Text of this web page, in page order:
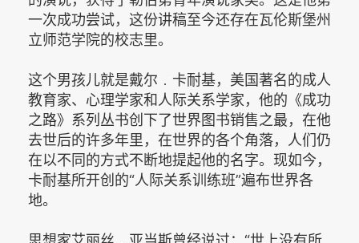
一次成功尝试，这份讲稿至今还存在瓦伦斯堡州
立师范学院的校志里。
这个男孩儿就是戴尔﹒卡耐基，美国著名的成人
教育家、心理学家和人际关系学家，他的《成功
之路》系列丛书创下了世界图书销售之最，在他
去世后的许多年里，在世界的各个角落，人们仍
在以不同的方式不断地提起他的名字。现如今，
卡耐基所开创的“人际关系训练班”遍布世界各
地。